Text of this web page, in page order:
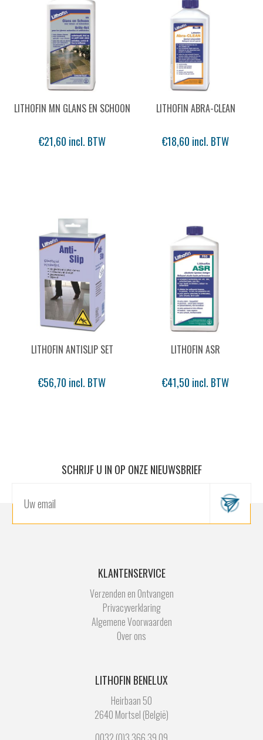
LITHOFIN MN GLANS EN SCHOON
€21,60 incl. BTW
LITHOFIN ABRA-CLEAN
€18,60 incl. BTW
LITHOFIN ANTISLIP SET
€56,70 incl. BTW
LITHOFIN ASR
€41,50 incl. BTW
SCHRIJF U IN OP ONZE NIEUWSBRIEF
KLANTENSERVICE
Verzenden en Ontvangen
Privacyverklaring
Algemene Voorwaarden
Over ons
LITHOFIN BENELUX
Heirbaan 50
2640 Mortsel (België)